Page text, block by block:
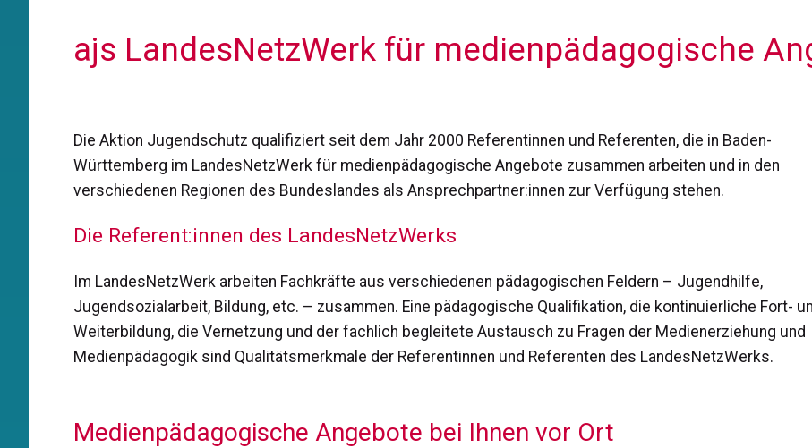
ajs LandesNetzWerk für medienpädagogische
Die Aktion Jugendschutz qualifiziert seit dem Jahr 2000 Referentinnen und Referenten, die in Baden-
Württemberg im LandesNetzWerk für medienpädagogische Angebote zusammen arbeiten und in den
verschiedenen Regionen des Bundeslandes als Ansprechpartner:innen zur Verfügung stehen.
Die Referent:innen des LandesNetzWerks
Im LandesNetzWerk arbeiten Fachkräfte aus verschiedenen pädagogischen Feldern – Jugendhilfe,
Jugendsozialarbeit, Bildung, etc. – zusammen. Eine pädagogische Qualifikation, die kontinuierliche Fort-
Weiterbildung, die Vernetzung und der fachlich begleitete Austausch zu Fragen der Medienerziehung und
Medienpädagogik sind Qualitätsmerkmale der Referentinnen und Referenten des LandesNetzWerks.
Medienpädagogische Angebote bei Ihnen vor Ort